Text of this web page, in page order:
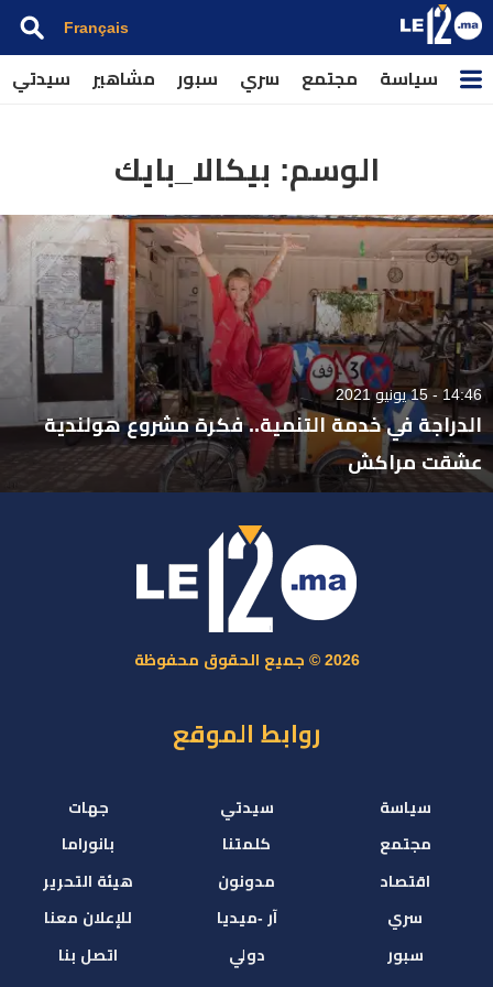
Français
سياسة مجتمع سري سبور مشاهير سيدتي
الوسم: بيكالا_بايك
14:46 - 15 يونيو 2021
الدراجة في خدمة التنمية.. فكرة مشروع هولندية
عشقت مراكش
2026 © جميع الحقوق محفوظة
روابط الموقع
سياسة
مجتمع
اقتصاد
سري
سبور
سيدتي
كلمتنا
مدونون
آر -ميديا
دولي
جهات
بانوراما
هيئة التحرير
للإعلان معنا
اتصل بنا